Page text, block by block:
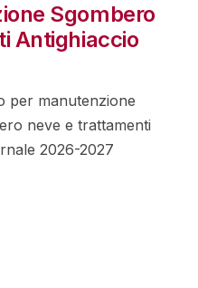
Sgombero
Antighiaccio
per manutenzione
neve e trattamenti
2026-2027